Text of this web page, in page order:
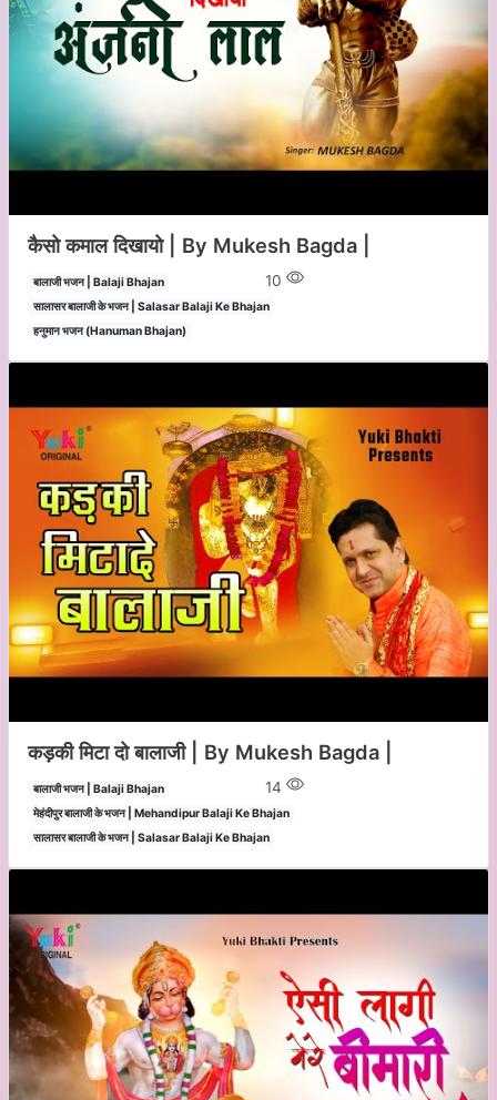
कैसो कमाल दिखायो | By Mukesh Bagda |
बालाजी भजन | Balaji Bhajan
सालासर बालाजी के भजन | Salasar Balaji Ke Bhajan
हनुमान भजन (Hanuman Bhajan)
10
कड़की मिटा दो बालाजी | By Mukesh Bagda |
बालाजी भजन | Balaji Bhajan
मेहंदीपुर बालाजी के भजन | Mehandipur Balaji Ke Bhajan
सालासर बालाजी के भजन | Salasar Balaji Ke Bhajan
14